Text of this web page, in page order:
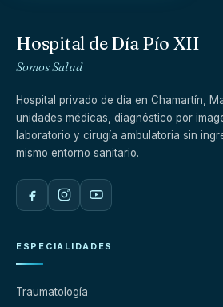
Hospital de Día Pío XII
Somos Salud
Hospital privado de día en Chamartín,
unidades médicas, diagnóstico por
laboratorio y cirugía ambulatoria sin
mismo entorno sanitario.
ESPECIALIDADES
Traumatología